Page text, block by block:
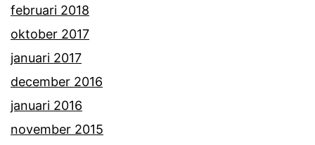
februari 2018
oktober 2017
januari 2017
december 2016
januari 2016
november 2015